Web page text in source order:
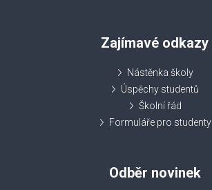
Zajímavé odkazy
Nástěnka školy
Úspěchy studentů
Školní řád
Formuláře pro studenty
Odběr novinek